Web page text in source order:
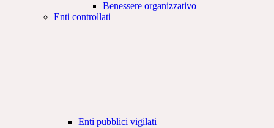
Benessere organizzativo
Enti controllati
Enti pubblici vigilati